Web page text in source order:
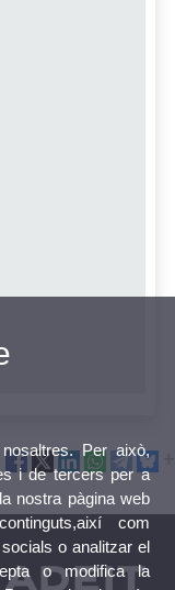
Per això,
i de tercers per a
nostra pàgina web
com
o analitzar el
o modifica la